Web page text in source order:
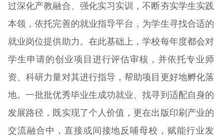
过深化产教融合、强化实习实训，不断夯实学生实践
本领，依托完善的就业指导平台，为学生寻找合适的
就业岗位提供助力。在此基础上，学校每年度都会对
学生申请的创业项目进行评估审核，并依托专业师
资、科研力量对其进行指导，帮助项目更好地孵化落
地。一批批优秀毕业生成功就业、找寻到适配自身的
发展路径，既实现了个人价值，更在出版印刷产业的
交流融合中，直接或间接地反哺母校，赋能行业发